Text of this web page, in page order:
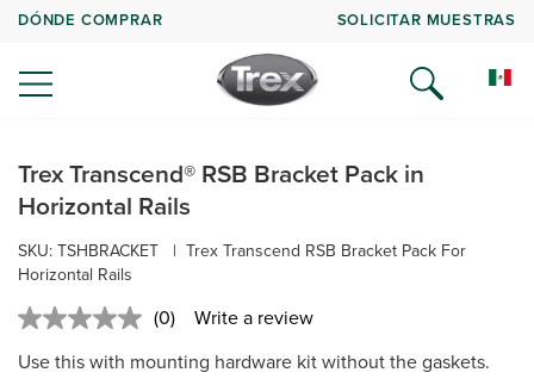
DÓNDE COMPRAR SOLICITAR MUESTRAS
Trex Transcend® RSB Bracket Pack in
Horizontal Rails
SKU: TSHBRACKET | Trex Transcend RSB Bracket Pack For
Horizontal Rails
No
value.
(0)
Write a review
Use this with mounting hardware kit without the gaskets.